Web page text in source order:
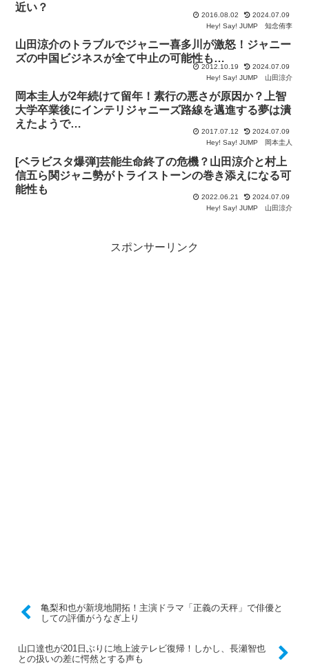
近い？
2016.08.02
2024.07.09
Hey! Say! JUMP
知念侑李
山田涼介のトラブルでジャニー喜多川が激怒！ジャニー
ズの中国ビジネスが全て中止の可能性も…
2012.10.19
2024.07.09
Hey! Say! JUMP
山田涼介
岡本圭人が2年続けて留年！素行の悪さが原因か？上智
大学卒業後にインテリジャニーズ路線を邁進する夢は潰
えたようで…
2017.07.12
2024.07.09
Hey! Say! JUMP
岡本圭人
[ベラビスタ爆弾]芸能生命終了の危機？山田涼介と村上
信五ら関ジャニ勢がトライストーンの巻き添えになる可
能性も
2022.06.21
2024.07.09
Hey! Say! JUMP
山田涼介
スポンサーリンク
亀梨和也が新境地開拓！主演ドラマ「正義の天秤」で俳優と
しての評価がうなぎ上り
山口達也が201日ぶりに地上波テレビ復帰！しかし、長瀬智也
との扱いの差に愕然とする声も